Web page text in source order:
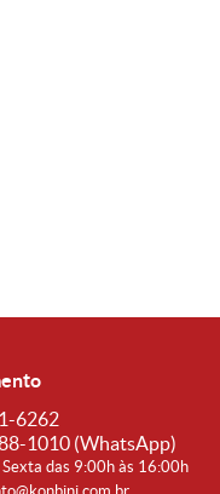
6262
1010 (WhatsApp)
Sexta das 9:00h às 16:00h